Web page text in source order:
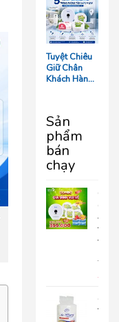
Trên 50
Phòng Giúp
Tối Ưu Chi
Phí Vận
Hành
Tuyệt Chiêu
Giữ Chân
Khách Hàng:
Phòng Tắm
Resort
Sản
phẩm
bán
chạy
GIA
VUI
VẺ
Giấy
Vệ